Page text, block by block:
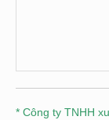
* Công ty TNHH